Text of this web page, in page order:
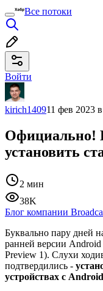
Все потоки
Войти
kirich140911 фев 2023
Официально!
установить
2 мин
38K
Блог компании
Буквально пару дней
ранней версии Android
Preview 1). Слухи
подтвердились -
устройствах с